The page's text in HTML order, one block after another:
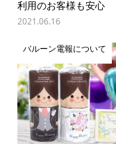
利用のお客様も安心
2021.06.16
バルーン電報について